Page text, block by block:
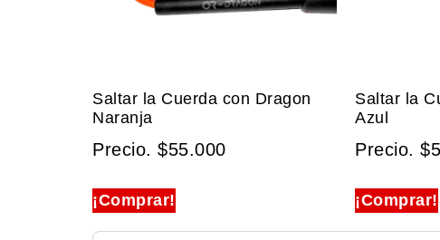
Saltar la Cuerda con Dragon
Naranja
Precio. $55.000
¡Comprar!
Saltar la
Azul
Precio. $
¡Comprar!